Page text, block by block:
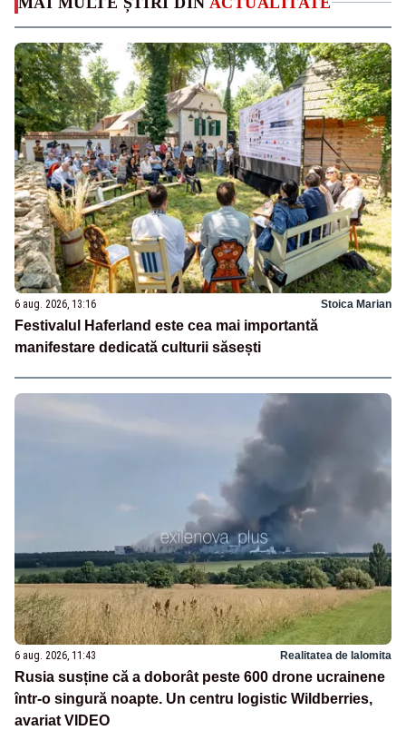
6 aug. 2026, 13:16 Stoica Marian
Festivalul Haferland este cea mai importantă
manifestare dedicată culturii săsești
6 aug. 2026, 11:43 Realitatea de Ialomita
Rusia susține că a doborât peste 600 drone ucrainene
într-o singură noapte. Un centru logistic Wildberries,
avariat VIDEO